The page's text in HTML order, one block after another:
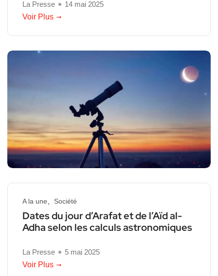
La Presse
14 mai 2025
Voir Plus
A la une Société
Dates du jour d’Arafat et de l’Aïd al-
Adha selon les calculs astronomiques
La Presse
5 mai 2025
Voir Plus